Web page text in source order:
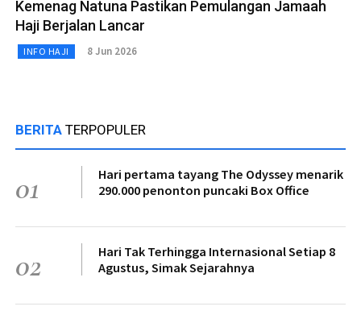
Kemenag Natuna Pastikan Pemulangan Jamaah
Haji Berjalan Lancar
INFO HAJI 8 Jun 2026
BERITA TERPOPULER
01
Hari pertama tayang The Odyssey menarik
290.000 penonton puncaki Box Office
02
Hari Tak Terhingga Internasional Setiap 8
Agustus, Simak Sejarahnya